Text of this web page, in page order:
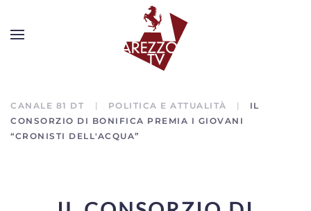
CANALE 81 DT POLITICA E ATTUALITÀ
IL
CONSORZIO DI BONIFICA PREMIA I GIOVANI
“CRONISTI DELL'ACQUA”